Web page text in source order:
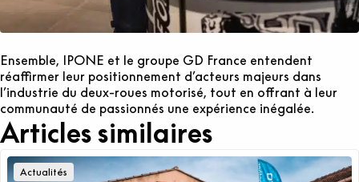
Ensemble, IPONE et le groupe GD France entendent
réaffirmer leur positionnement d’acteurs majeurs dans
l’industrie du deux-roues motorisé, tout en offrant à leur
communauté de passionnés une expérience inégalée.
Articles similaires
Actualités